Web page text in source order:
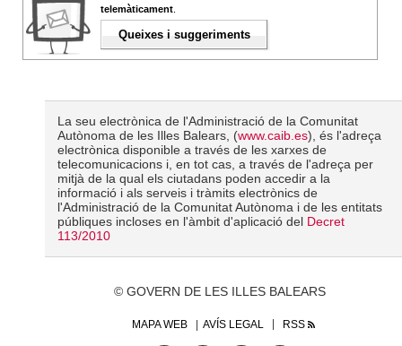
telemàticament
Queixes i suggeriments
La seu electrònica de l'Administració de la Comunitat
Autònoma de les Illes Balears, (www.caib.es), és l'adreça
electrònica disponible a través de les xarxes de
telecomunicacions i, en tot cas, a través de l'adreça per
mitjà de la qual els ciutadans poden accedir a la
informació i als serveis i tràmits electrònics de
l'Administració de la Comunitat Autònoma i de les entitats
públiques incloses en l'àmbit d'aplicació del Decret
113/2010
© GOVERN DE LES ILLES BALEARS
MAPA WEB AVÍS LEGAL RSS